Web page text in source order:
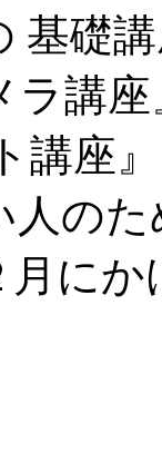
基礎
ラ講
講座
人の
月に